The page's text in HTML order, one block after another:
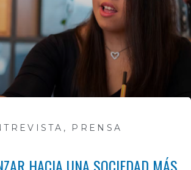
, PRENSA
HACIA UNA SOCIEDAD MÁS